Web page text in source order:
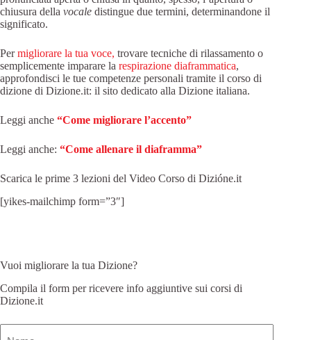
chiusura della vocale distingue due termini, determinandone il
significato.
Permigliorare la tua voce, trovare tecniche di rilassamento o
semplicemente imparare la respirazione diaframmatica,
approfondisci le tue competenze personali tramite il corso di
dizione di Dizione.it: il sito dedicato alla Dizione italiana.
Leggi anche “Come migliorare l’accento”
Leggi anche: “Come allenare il diaframma”
Scarica le prime 3 lezioni del Video Corso di Dizióne.it
[yikes-mailchimp form=”3″]
Vuoi migliorare la tua Dizione?
Compila il form per ricevere info aggiuntive sui corsi di
Dizione.it